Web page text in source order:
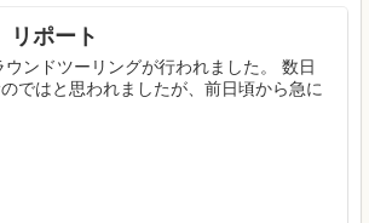
ポート
ンドツーリングが行われました。 数日
ではと思われましたが、前日頃から急に